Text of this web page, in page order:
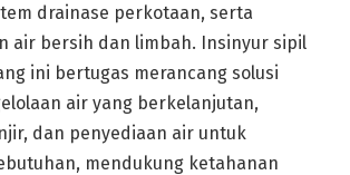
drainase perkotaan, serta
air bersih dan limbah. Insinyur sipil
ini bertugas merancang solusi
air yang berkelanjutan,
dan penyediaan air untuk
mendukung ketahanan